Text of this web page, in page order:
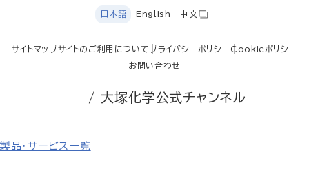
日本語 English 中文
サイトマップサイトのご利用についてプライバシーポリシーCookieポリシー
お問い合わせ
/ 大塚化学公式チャンネル
製品・サービス一覧